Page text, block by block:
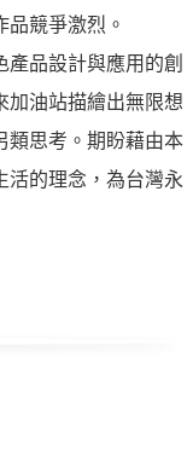
競爭激烈。
品設計與應用的創
加油站描繪出無限想
類思考。期盼藉由本
活的理念，為台灣永